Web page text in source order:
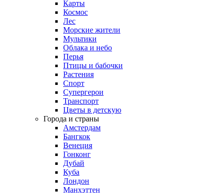
Карты
Космос
Лес
Морские жители
Мультики
Облака и небо
Перья
Птицы и бабочки
Растения
Спорт
Супергерои
Транспорт
Цветы в детскую
Города и страны
Амстердам
Бангкок
Венеция
Гонконг
Дубай
Куба
Лондон
Манхэттен